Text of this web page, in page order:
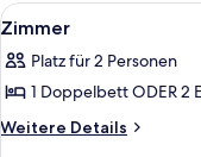
Alle
Fotos
für
Zimmer
anzeigen
1
Zimmer
Platz für 2 Personen
1 Doppelbett ODER 2
Weitere Details
Weitere